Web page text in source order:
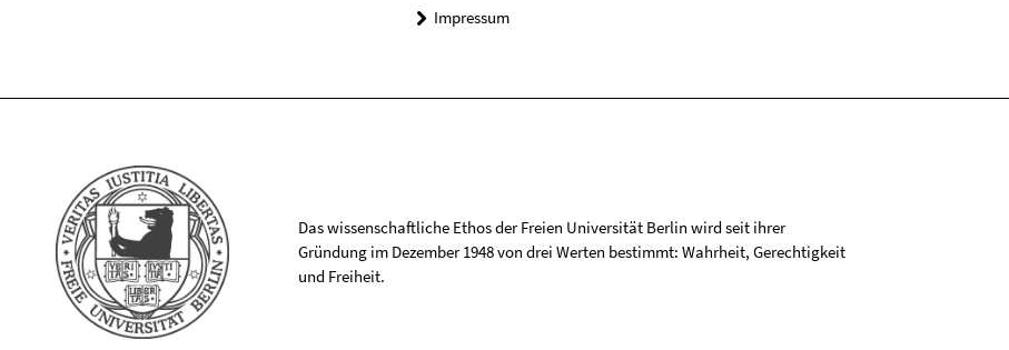
Impressum
Das wissenschaftliche Ethos der Freien Universität Berlin wird seit ihrer
Gründung im Dezember 1948 von drei Werten bestimmt: Wahrheit, Gerechtigkeit
und Freiheit.